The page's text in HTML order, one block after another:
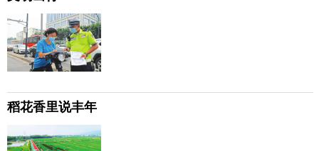
稻花香里说丰年